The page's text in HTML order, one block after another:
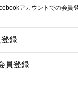
アカウントでの会員